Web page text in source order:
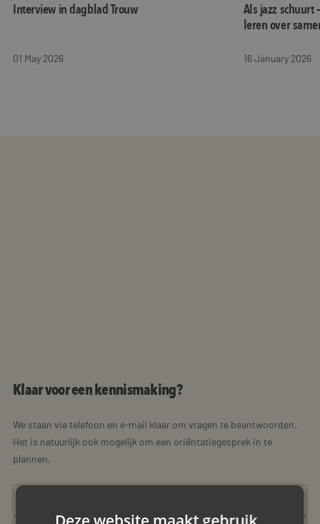
Interview in dagblad Trouw
01 May 2026
Als jazz schuurt
leren over
16 January 2026
Klaar voor een kennismaking?
We staan via telefoon en e-mail klaar om vragen te beantwoorden.
Het is natuurlijk ook mogelijk om een oriëntatiegesprek in te
plannen.